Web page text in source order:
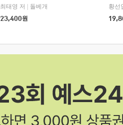
최태영 저
돌베개
23,400원
황선